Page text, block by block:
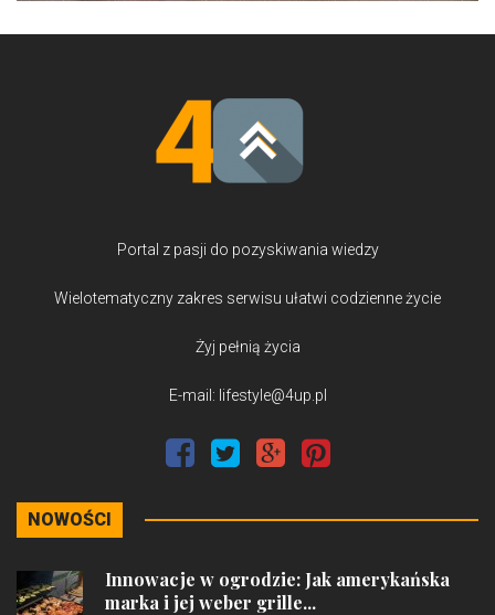
Portal z pasji do pozyskiwania wiedzy
Wielotematyczny zakres serwisu ułatwi codzienne życie
Żyj pełnią życia
E-mail: lifestyle@4up.pl
NOWOŚCI
Innowacje w ogrodzie: Jak amerykańska
marka i jej weber grille...